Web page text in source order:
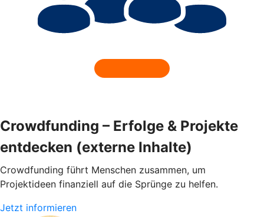
Crowdfunding – Erfolge & Projekte
entdecken (externe Inhalte)
Crowdfunding führt Menschen zusammen, um
Projektideen finanziell auf die Sprünge zu helfen.
Jetzt informieren